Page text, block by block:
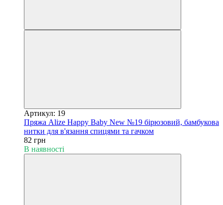
Артикул: 19
Пряжа Alize Happy Baby New №19 бірюзовий, бамбукова
нитки для в'язання спицями та гачком
82 грн
В наявності